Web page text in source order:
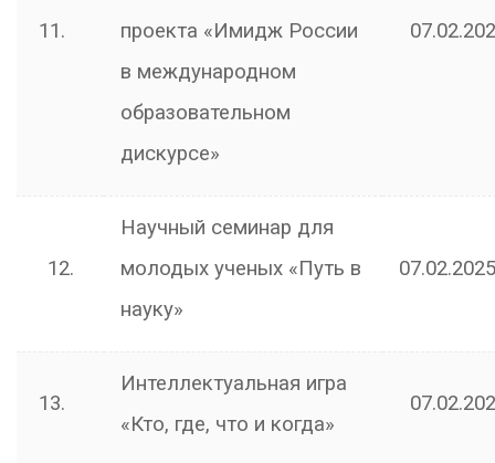
11.
проекта «Имидж России
в международном
образовательном
дискурсе»
12.
Научный семинар для
молодых ученых «Путь в
науку»
13.
Интеллектуальная игра
«Кто, где, что и когда»